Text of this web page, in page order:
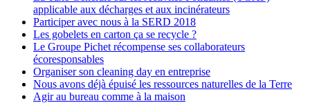
applicable aux décharges et aux incinérateurs
Participer avec nous à la SERD 2018
Les gobelets en carton ça se recycle ?
Le Groupe Pichet récompense ses collaborateurs
écoresponsables
Organiser son cleaning day en entreprise
Nous avons déjà épuisé les ressources naturelles de la Terre
Agir au bureau comme à la maison